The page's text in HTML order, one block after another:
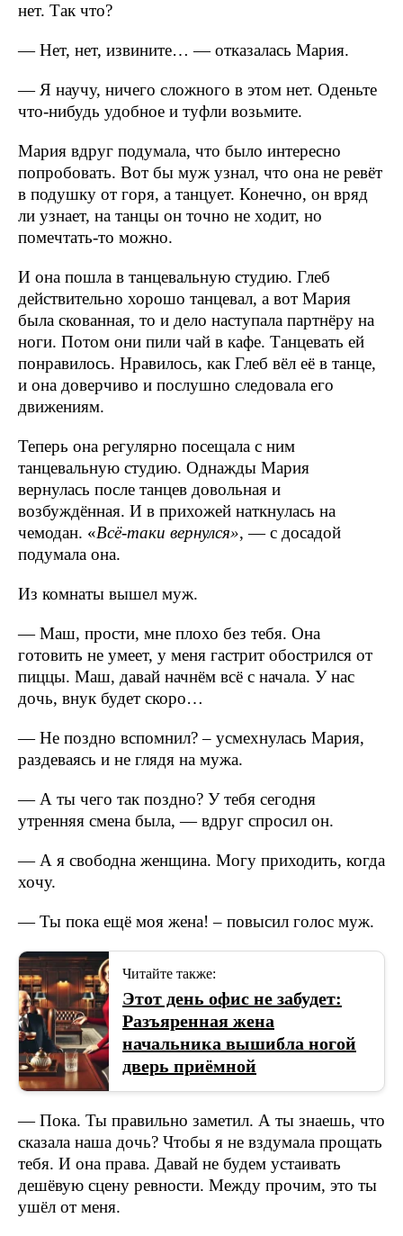
нет. Так что?
— Нет, нет, извините… — отказалась Мария.
— Я научу, ничего сложного в этом нет. Оденьте
что-нибудь удобное и туфли возьмите.
Мария вдруг подумала, что было интересно
попробовать. Вот бы муж узнал, что она не ревёт
в подушку от горя, а танцует. Конечно, он вряд
ли узнает, на танцы он точно не ходит, но
помечтать-то можно.
И она пошла в танцевальную студию. Глеб
действительно хорошо танцевал, а вот Мария
была скованная, то и дело наступала партнёру на
ноги. Потом они пили чай в кафе. Танцевать ей
понравилось. Нравилось, как Глеб вёл её в танце,
и она доверчиво и послушно следовала его
движениям.
Теперь она регулярно посещала с ним
танцевальную студию. Однажды Мария
вернулась после танцев довольная и
возбуждённая. И в прихожей наткнулась на
чемодан. «Всё-таки вернулся», — с досадой
подумала она.
Из комнаты вышел муж.
— Маш, прости, мне плохо без тебя. Она
готовить не умеет, у меня гастрит обострился от
пиццы. Маш, давай начнём всё с начала. У нас
дочь, внук будет скоро…
— Не поздно вспомнил? – усмехнулась Мария,
раздеваясь и не глядя на мужа.
— А ты чего так поздно? У тебя сегодня
утренняя смена была, — вдруг спросил он.
— А я свободна женщина. Могу приходить, когда
хочу.
— Ты пока ещё моя жена! – повысил голос муж.
Читайте также:
Этот день офис не забудет:
Разъяренная жена
начальника вышибла ногой
дверь приёмной
— Пока. Ты правильно заметил. А ты знаешь, что
сказала наша дочь? Чтобы я не вздумала прощать
тебя. И она права. Давай не будем устаивать
дешёвую сцену ревности. Между прочим, это ты
ушёл от меня.